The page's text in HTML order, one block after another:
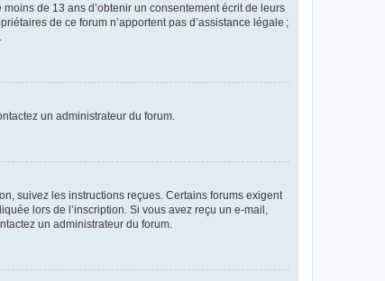
de 13 ans d’obtenir un consentement écrit de leurs
de ce forum n’apportent pas d’assistance légale ;
un administrateur du forum.
suivez les instructions reçues. Certains forums exigent
lors de l’inscription. Si vous avez reçu un e-mail,
un administrateur du forum.